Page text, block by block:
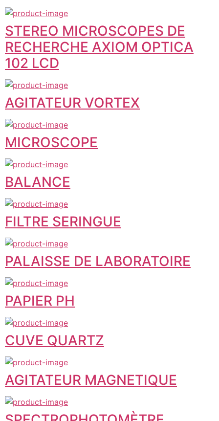
STEREO MICROSCOPES DE
RECHERCHE AXIOM OPTICA
102 LCD
AGITATEUR VORTEX
MICROSCOPE
BALANCE
FILTRE SERINGUE
PALAISSE DE LABORATOIRE
PAPIER PH
CUVE QUARTZ
AGITATEUR MAGNETIQUE